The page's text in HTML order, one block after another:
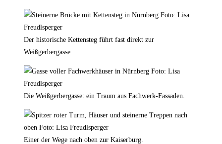
Der historische Kettensteg führt fast direkt zur
Weißgerbergasse.
Die Weißgerbergasse: ein Traum aus Fachwerk-Fassaden.
Einer der Wege nach oben zur Kaiserburg.